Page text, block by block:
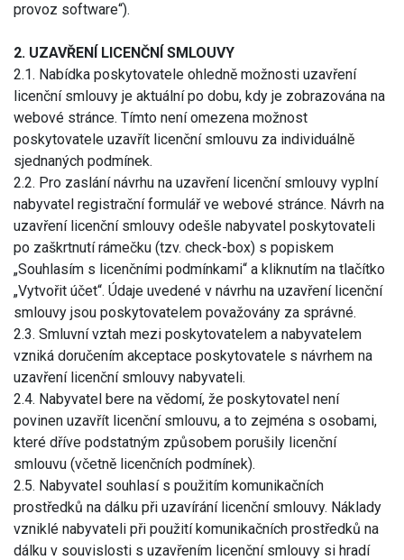
provoz software“).
2. UZAVŘENÍ LICENČNÍ SMLOUVY
2.1. Nabídka poskytovatele ohledně možnosti uzavření
licenční smlouvy je aktuální po dobu, kdy je zobrazována na
webové stránce. Tímto není omezena možnost
poskytovatele uzavřít licenční smlouvu za individuálně
sjednaných podmínek.
2.2. Pro zaslání návrhu na uzavření licenční smlouvy vyplní
nabyvatel registrační formulář ve webové stránce. Návrh na
uzavření licenční smlouvy odešle nabyvatel poskytovateli
po zaškrtnutí rámečku (tzv. check-box) s popiskem
„Souhlasím s licenčními podmínkami“ a kliknutím na tlačítko
„Vytvořit účet“. Údaje uvedené v návrhu na uzavření licenční
smlouvy jsou poskytovatelem považovány za správné.
2.3. Smluvní vztah mezi poskytovatelem a nabyvatelem
vzniká doručením akceptace poskytovatele s návrhem na
uzavření licenční smlouvy nabyvateli.
2.4. Nabyvatel bere na vědomí, že poskytovatel není
povinen uzavřít licenční smlouvu, a to zejména s osobami,
které dříve podstatným způsobem porušily licenční
smlouvu (včetně licenčních podmínek).
2.5. Nabyvatel souhlasí s použitím komunikačních
prostředků na dálku při uzavírání licenční smlouvy. Náklady
vzniklé nabyvateli při použití komunikačních prostředků na
dálku v souvislosti s uzavřením licenční smlouvy si hradí